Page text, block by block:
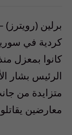
برلين
كردية في
كانوا بمعزل
الرئيس بشار
متزايدة من
معارضين